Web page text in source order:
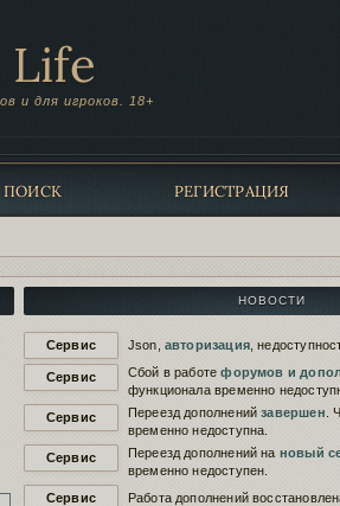
Life
и для игроков. 18+
ПОИСК РЕГИСТРАЦИЯ
НОВОСТИ
Сервис Json, авторизация,
Сервис Сбой в работефорумов и
функционала временно
Сервис
Переезд дополненийзавершен .
временно недоступна.
Сервис
Переезд дополнений на новый
временно недоступен.
Сервис
Работа дополнений